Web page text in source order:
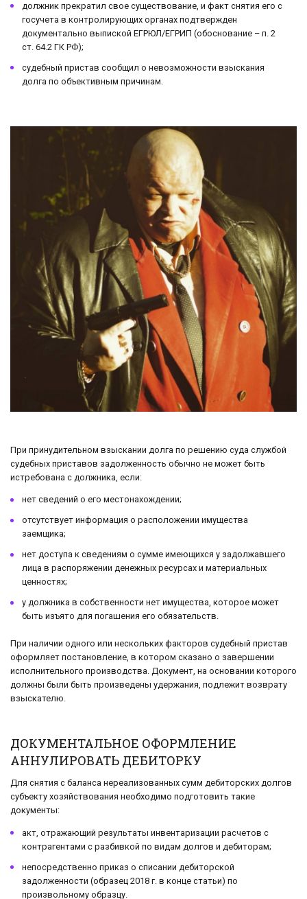
должник прекратил свое существование, и факт снятия его с
госучета в контролирующих органах подтвержден
документально выпиской ЕГРЮЛ/ЕГРИП (обоснование – п. 2
ст. 64.2 ГК РФ);
судебный пристав сообщил о невозможности взыскания
долга по объективным причинам.
При принудительном взыскании долга по решению суда службой
судебных приставов задолженность обычно не может быть
истребована с должника, если:
нет сведений о его местонахождении;
отсутствует информация о расположении имущества
заемщика;
нет доступа к сведениям о сумме имеющихся у задолжавшего
лица в распоряжении денежных ресурсах и материальных
ценностях;
у должника в собственности нет имущества, которое может
быть изъято для погашения его обязательств.
При наличии одного или нескольких факторов судебный пристав
оформляет постановление, в котором сказано о завершении
исполнительного производства. Документ, на основании которого
должны были быть произведены удержания, подлежит возврату
взыскателю.
ДОКУМЕНТАЛЬНОЕ ОФОРМЛЕНИЕ
АННУЛИРОВАТЬ ДЕБИТОРКУ
Для снятия с баланса нереализованных сумм дебиторских долгов
субъекту хозяйствования необходимо подготовить такие
документы:
акт, отражающий результаты инвентаризации расчетов с
контрагентами с разбивкой по видам долгов и дебиторам;
непосредственно приказ о списании дебиторской
задолженности (образец 2018 г. в конце статьи) по
произвольному образцу.